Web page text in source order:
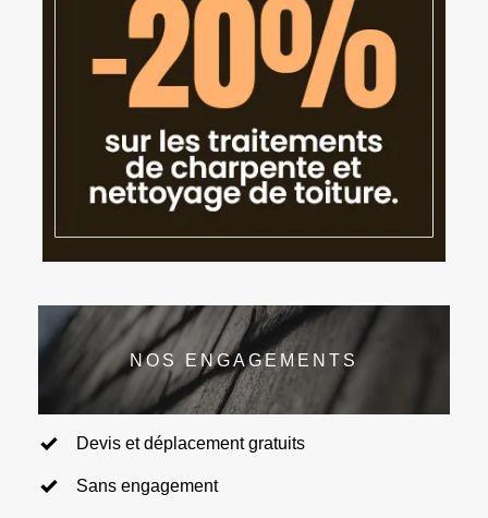
NOS ENGAGEMENTS
Devis et déplacement gratuits
Sans engagement